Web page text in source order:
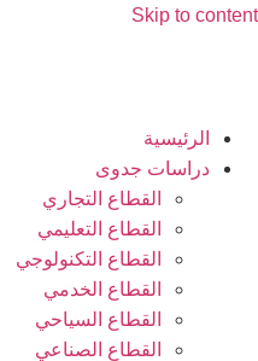
Skip to content
الرئيسية
دراسات جدوى
القطاع التجاري
القطاع التعليمي
القطاع التكنولوجي
القطاع الخدمي
القطاع السياحي
القطاع الصناعي